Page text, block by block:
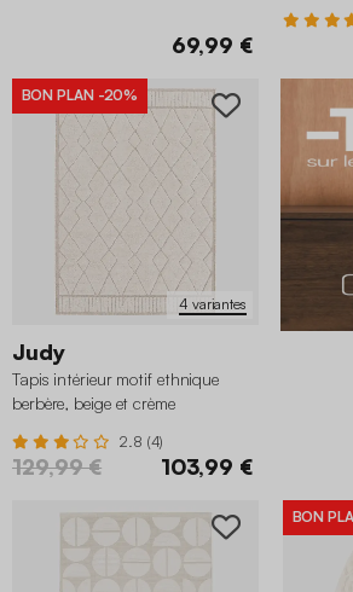
69,99 €
4 variantes
BON PLAN -20%
Judy
Tapis intérieur motif ethnique
berbère, beige et crème
2.8 (4)
129,99 € 103,99 €
BON